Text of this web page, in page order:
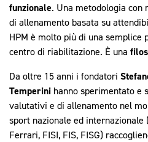
funzionale. Una metodologia
di allenamento basata su
HPM è molto più di una semplice
centro di riabilitazione. È una
Da oltre 15 anni i fondatori
Temperini hanno sperimentato e
valutativi e di allenamento nel
sport nazionale ed internazionale
Ferrari, FISI, FIS, FISG)